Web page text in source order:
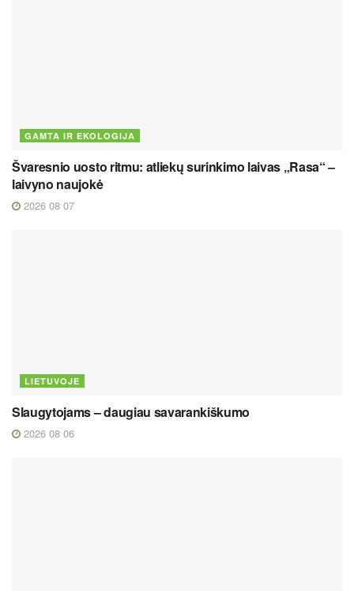
GAMTA IR EKOLOGIJA
Švaresnio uosto ritmu: atliekų surinkimo laivas „Rasa“ –
laivyno naujokė
2026 08 07
LIETUVOJE
Slaugytojams – daugiau savarankiškumo
2026 08 06